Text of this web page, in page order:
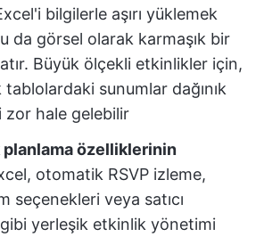
bilgilerle aşırı yüklemek
da görsel olarak karmaşık bir
Büyük ölçekli etkinlikler için,
sunumlar dağınık
zor hale gelebilir
özelliklerinin
otomatik RSVP izleme,
seçenekleri veya satıcı
gibi yerleşik etkinlik yönetimi